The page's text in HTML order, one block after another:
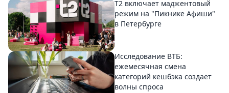
Т2 включает маджентовый
режим на "Пикнике Афиши"
в Петербурге
Исследование ВТБ:
ежемесячная смена
категорий кешбэка создает
волны спроса